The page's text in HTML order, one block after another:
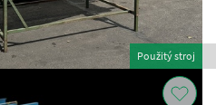
Použitý stroj